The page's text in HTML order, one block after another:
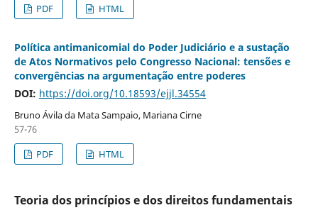
PDF HTML
Política antimanicomial do Poder Judiciário e a sustação
de Atos Normativos pelo Congresso Nacional: tensões e
convergências na argumentação entre poderes
DOI: https://doi.org/10.18593/ejjl.34554
Bruno Ávila da Mata Sampaio, Mariana Cirne
57-76
PDF
HTML
Teoria dos princípios e dos direitos fundamentais